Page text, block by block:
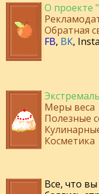
О проекте
Обратная
FB, ВК,
Меры веса
Полезные
Косметика
Все, что